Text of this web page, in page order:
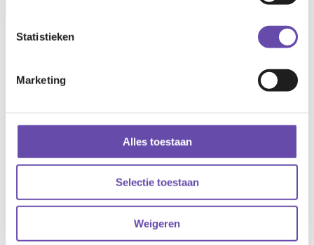
Statistieken
Marketing
Alles toestaan
Selectie toestaan
Weigeren
Retail
Utrecht
3528 AB Utrecht
Boumaboulevard 67
088 – 0 215 340